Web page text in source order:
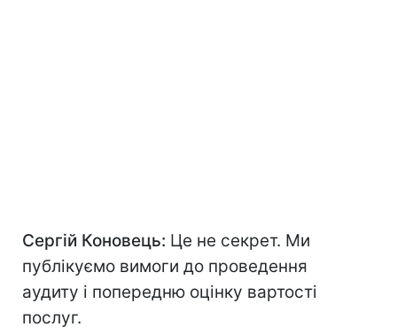
Сергій Коновець: Це не секрет. Ми
публікуємо вимоги до проведення
аудиту і попередню оцінку вартості
послуг.